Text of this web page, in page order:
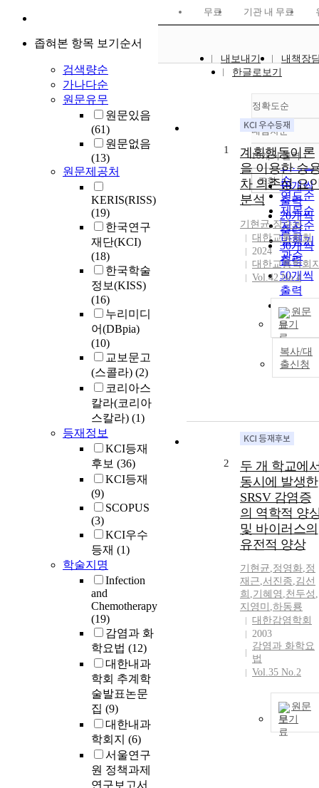
좁혀본 항목 보기순서
검색량순
가나다순
원문유무
원문있음
(61)
원문없음
(13)
원문제공처
KERIS(RISS)
(19)
한국연구
재단(KCI)
(18)
한국학술
정보(KISS)
(16)
누리미디
어(DBpia)
(10)
교보문고
(스콜라) (2)
코리아스
칼라(코리아
스칼라) (1)
등재정보
KCI등재
후보 (36)
KCI등재
(9)
SCOPUS
(3)
KCI우수
등재 (1)
학술지명
Infection
and
Chemotherapy
(19)
감염과 화
학요법 (12)
대한내과
학회 추계학
술발표논문
집 (9)
대한내과
학회지 (6)
서울연구
원 정책과제
연구보고서
무료 기관 내 무료
내보내기
내책장
한글로보기
정확도순
정확도
순
인기도
순
연도순
제목순
저자순
발행기
관순
내림차순
내림차
10개씩 출력
10개씩
출력
20개씩
출력
30개씩
출력
50개씩
출력
100개씩
출력
조회
1
계획행동이론
을 이용한 승
차 의존성 요
분석
기현균,장수은
대한교통학회
2024
대한교통학회
Vol.42 No.4
원문
보기
복사/대
출신청
2
두 개 학교에
동시에 발생한
SRSV 감염증
의 역학적 양
및 바이러스의
유전적 양상
기현균,정영화,정
재근,서진종,김선
희 ,기혜영 ,천두성 ,
지영미 ,하동룡
대한감염학회
2003
감염과 화학요
법
Vol.35 No.2
원문
보기